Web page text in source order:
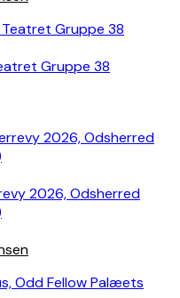
Gruppe 38
2026, Odsherred